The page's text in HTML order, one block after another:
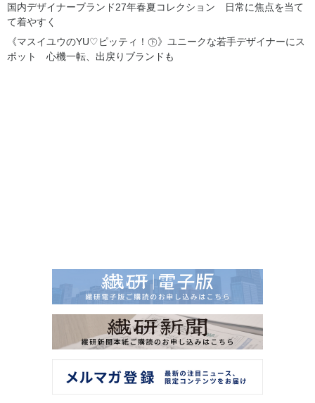
国内デザイナーブランド27年春夏コレクション 日常に焦点を当て
て着やすく
《マスイユウのYU♡ピッティ！㊦》ユニークな若手デザイナーにス
ポット 心機一転、出戻りブランドも